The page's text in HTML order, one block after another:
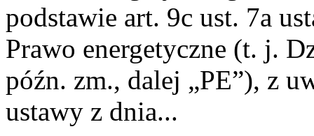
podstawie art. 9c ust. 7a
Prawo energetyczne (t. j.
późn. zm., dalej „PE”), z
ustawy z dnia...